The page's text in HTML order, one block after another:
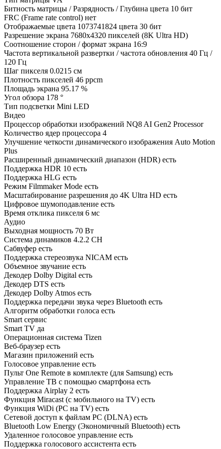
Битность матрицы / Разрядность / Глубина цвета 10 бит
FRC (Frame rate control) нет
Отображаемые цвета 1073741824 цвета 30 бит
Разрешение экрана 7680x4320 пикселей (8K Ultra HD)
Соотношение сторон / формат экрана 16:9
Частота вертикальной развертки / частота обновления 40 Гц /
120 Гц
Шаг пикселя 0.0215 см
Плотность пикселей 46 ppcm
Площадь экрана 95.17 %
Угол обзора 178 °
Тип подсветки Mini LED
Видео
Процессор обработки изображений NQ8 AI Gen2 Processor
Количество ядер процессора 4
Улучшение четкости динамического изображения Auto Motion
Plus
Расширенный динамический диапазон (HDR) есть
Поддержка HDR 10 есть
Поддержка HLG есть
Режим Filmmaker Mode есть
Масштабирование разрешения до 4K Ultra HD есть
Цифровое шумоподавление есть
Время отклика пикселя 6 мс
Аудио
Выходная мощность 70 Вт
Система динамиков 4.2.2 CH
Сабвуфер есть
Поддержка стереозвука NICAM есть
Объемное звучание есть
Декодер Dolby Digital есть
Декодер DTS есть
Декодер Dolby Atmos есть
Поддержка передачи звука через Bluetooth есть
Алгоритм обработки голоса есть
Smart сервис
Smart TV да
Операционная система Tizen
Веб-браузер есть
Магазин приложений есть
Голосовое управление есть
Пульт One Remote в комплекте (для Samsung) есть
Управление ТВ с помощью смартфона есть
Поддержка Airplay 2 есть
Функция Miracast (с мобильного на TV) есть
Функция WiDi (PC на TV) есть
Сетевой доступ к файлам PC (DLNA) есть
Bluetooth Low Energy (Экономичный Bluetooth) есть
Удаленное голосовое управление есть
Поддержка голосового ассистента есть